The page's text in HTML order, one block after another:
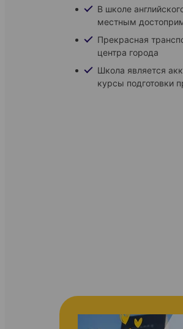
В школе
местным
Прекрасная
центра города
Школа является
курсы подготовки